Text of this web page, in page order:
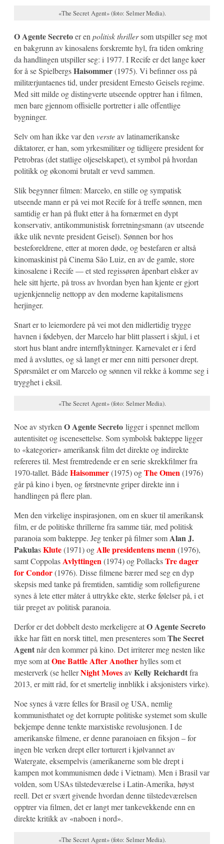
«The Secret Agent» (foto: Selmer Media).
O Agente Secretoer en politiskthrillersom utspiller seg mot
en bakgrunn av kinosalens forskremte hyl, fra tiden omkring
da handlingen utspiller seg: i 1977. I Recife er det lange køer
for å se SpielbergsHaisommer(1975). Vi befinner oss på
militærjuntaenes tid, under president Ernesto Geisels regime.
Med sitt milde og distingverte utseende opptrer han i filmen,
men bare gjennom offisielle portretter i alle offentlige
bygninger.
Selv om han ikke var den versteav latinamerikanske
diktatorer, er han, som yrkesmilitær og tidligere president for
Petrobras (det statlige oljeselskapet), et symbol på hvordan
politikk og økonomi brutalt er vevd sammen.
Slik begynner filmen: Marcelo, en stille og sympatisk
utseende mann er på vei mot Recife for å treffe sønnen, men
samtidig er han på flukt etter å ha fornærmet en dypt
konservativ, antikommunistisk forretningsmann (av utseende
ikke ulik nevnte president Geisel). Sønnen bor hos
besteforeldrene, etter at moren døde, og bestefaren er altså
kinomaskinist på Cinema São Luiz, en av de gamle, store
kinosalene i Recife — et sted regissøren åpenbart elsker av
hele sitt hjerte, på tross av hvordan byen han kjente er gjort
ugjenkjennelig nettopp av den moderne kapitalismens
herjinger.
Snart er to leiemordere på vei mot den midlertidig trygge
havnen i fødebyen, der Marcelo har blitt plassert i skjul, i et
stort hus blant andre internflyktninger. Karnevalet er i ferd
med å avsluttes, og så langt er mer enn nitti personer drept.
Spørsmålet er om Marcelo og sønnen vil rekke å komme seg i
trygghet i eksil.
«The Secret Agent» (foto: Selmer Media).
Noe av styrken OAgente Secreto ligger i spennet mellom
autentisitet og iscenesettelse. Som symbolsk bakteppe ligger
to «kategorier» amerikansk film det direkte og indirekte
refereres til. Mest fremtredende er en serie skrekkfilmer fra
1970-tallet. BådeHaisommer(1975) ogThe Omen(1976)
går på kino i byen, og førstnevnte griper direkte inn i
handlingen på flere plan.
Men den virkelige inspirasjonen, om en skuer til amerikansk
film, er de politiske thrillerne fra samme tiår, med politisk
paranoia som bakteppe. Jeg tenker på filmer somAlan J.
PakulasKlute(1971) ogAlle presidentens menn(1976),
samt CoppolasAvlyttingen(1974) og PollacksTre dager
for Condor(1976). Disse filmene bærer med seg en dyp
skepsis med tanke på fremtiden, samtidig som rollefigurene
synes å lete etter måter å uttrykke ekte, sterke følelser på, i et
tiår preget av politisk paranoia.
Derfor er det dobbelt desto merkeligere atO Agente Secreto
ikke har fått en norsk tittel, men presenteres somThe Secret
Agentnår den kommer på kino. Det irriterer meg nesten like
mye som atOne Battle After Anotherhylles som et
mesterverk (se hellerNight MovesavKelly Reichardtfra
2013, er mitt råd, for et smertelig innblikk i aksjonisters virke).
Noe synes å være felles for Brasil og USA, nemlig
kommunisthatet og det korrupte politiske systemet som skulle
bekjempe denne tenkte marxistiske revolusjonen. I de
amerikanske filmene, er denne paranoiaen en fiksjon – for
ingen ble verken drept eller torturert i kjølvannet av
Watergate, eksempelvis (amerikanerne som ble drept i
kampen mot kommunismen døde i Vietnam). Men i Brasil var
volden, som USAs tilstedeværelse i Latin-Amerika, høyst
reell. Det er svært givende hvordan denne tilstedeværelsen
opptrer via filmen, det er langt mer tankevekkende enn en
direkte kritikk av «naboen i nord».
«The Secret Agent» (foto: Selmer Media).